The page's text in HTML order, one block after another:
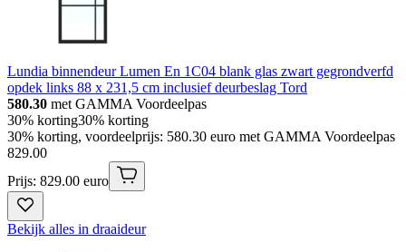
Lundia binnendeur Lumen En 1C04 blank glas zwart gegrondverfd
opdek links 88 x 231,5 cm inclusief deurbeslag Tord
580.30 met GAMMA Voordeelpas
30% korting30% korting
30% korting, voordeelprijs: 580.30 euro met GAMMA Voordeelpas
829.00
Prijs: 829.00 euro
Bekijk alles in draaideur